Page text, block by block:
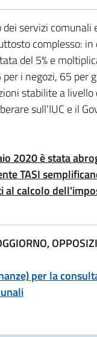
servizi comunali
complesso:
del 5% e
i negozi, 65 per
stabilite a
sull'IUC e il
2020 è stata
TASI
al calcolo
per la